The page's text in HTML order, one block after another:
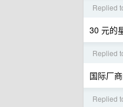
Replied
30 元的
Replied
国际厂
Replied